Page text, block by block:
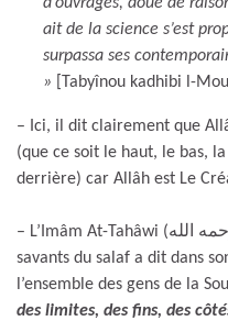
ait de la science s’est
surpassa ses
»
[Tabyînou kadhibi l-
– Ici, il dit clairement que
(que ce soit le haut, le bas,
derrière) car Allâh est Le
– L’Imâm At-Tahâwi (رحمه الله) qui fait partie des illustres
savants du salaf a dit dans
l’ensemble des gens de la
des limites, des fins, des